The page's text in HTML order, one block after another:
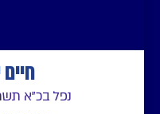
נפל בכ"א